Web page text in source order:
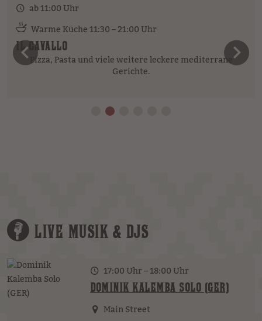
ab 11:00 Uhr
Warme Küche 11:30 – 21:00 Uhr
IL CAVALLO
Pizza, Pasta und viele weitere leckere mediterrane
Gerichte.
vorheriges Element
LIVE MUSIK & DJS
17:00 Uhr – 18:00 Uhr
DOMINIK KALEMBA SOLO (GER)
Main Street